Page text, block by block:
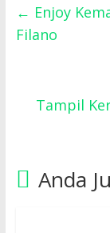
← Enjoy
Filano
Tampil
Anda